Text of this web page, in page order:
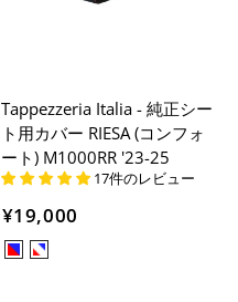
Tappezzeria Italia - 純正シー
ト用カバー RIESA (コンフォ
ート) M1000RR '23-25
17件のレビュー
¥19,000